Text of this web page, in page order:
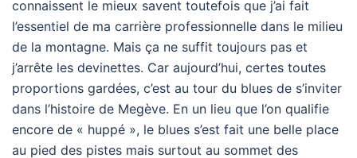
connaissent le mieux savent toutefois que j’ai fait
l’essentiel de ma carrière professionnelle dans le milieu
de la montagne. Mais ça ne suffit toujours pas et
j’arrête les devinettes. Car aujourd’hui, certes toutes
proportions gardées, c’est au tour du blues de s’inviter
dans l’histoire de Megève. En un lieu que l’on qualifie
encore de « huppé », le blues s’est fait une belle place
au pied des pistes mais surtout au sommet des